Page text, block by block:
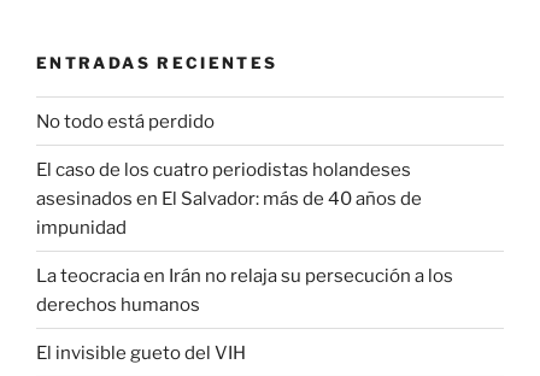
ENTRADAS RECIENTES
No todo está perdido
El caso de los cuatro periodistas holandeses
asesinados en El Salvador: más de 40 años de
impunidad
La teocracia en Irán no relaja su persecución a los
derechos humanos
El invisible gueto del VIH